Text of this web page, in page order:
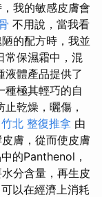
我的敏感皮膚會
不用說，當我看
的配方時，我並
常保濕霜中，混
液體產品提供了
種極其輕巧的自
乾燥，曬傷，
竹北 整復推拿 由
膚，從而使皮膚
的Panthenol，
分含量，再生皮
以在經濟上消耗